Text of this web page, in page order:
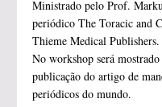
Ministrado pelo Prof.
periódico The Toracic and
Thieme Medical Publishers.
No workshop será
publicação do artigo de
periódicos do mundo.